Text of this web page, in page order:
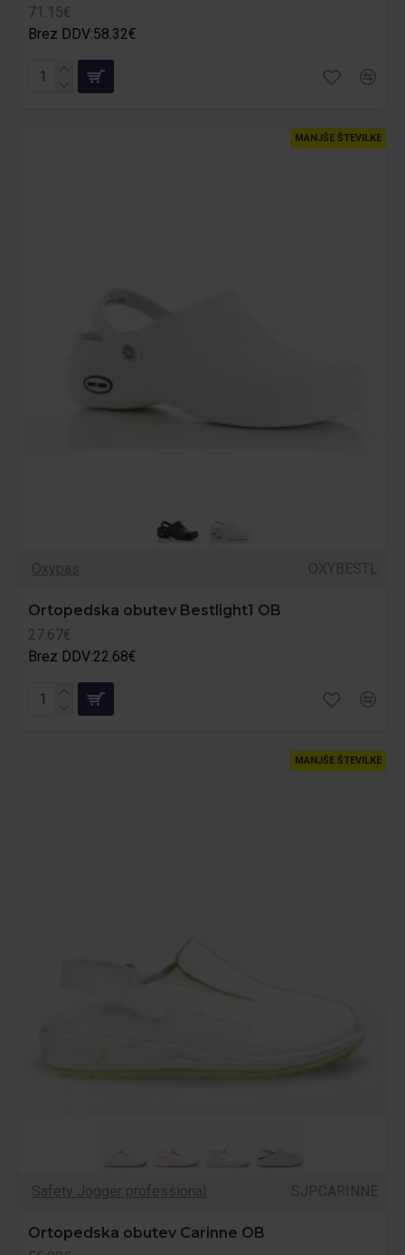
71.15€
Brez DDV:58.32€
MANJŠE ŠTEVILKE
Oxypas OXYBESTL
Ortopedska obutev Bestlight1 OB
27.67€
Brez DDV:22.68€
MANJŠE ŠTEVILKE
Safety Jogger professional SJPCARINNE
Ortopedska obutev Carinne OB